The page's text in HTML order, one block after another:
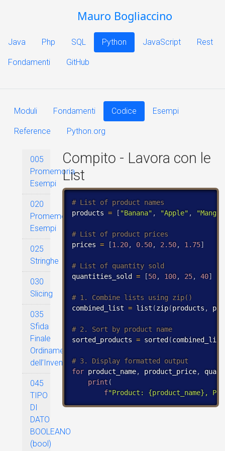
Mauro Bogliaccino
Java Php SQL Python JavaScript Rest
Fondamenti GitHub
Moduli Fondamenti Codice Esempi
Reference Python.org
005
Promemoria
Esempi
020
Promemoria
Esempi
025
Stringhe
030
Slicing
035
Sfida
Finale
Ordinamento
dell’Inventario
045
TIPO
DI
DATO
BOOLEANO
(bool)
Compito - Lavora con le
List
products = [ "Banana" , "Apple" , "Mango"
prices = [1.20, 0.50, 2.50, 1.75]
quantities_sold = [50, 100, 25, 40]
combined_list = list (zip(products ,
# 2. Sort by product name
sorted_products = sorted (combined_list
for product_name, product_price,
print (
f"Product: {product_name},